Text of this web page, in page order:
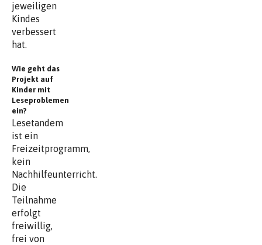
jeweiligen
Kindes
verbessert
hat.
Wie geht das
Projekt auf
Kinder mit
Leseproblemen
ein?
Lesetandem
ist ein
Freizeitprogramm,
kein
Nachhilfeunterricht.
Die
Teilnahme
erfolgt
freiwillig,
frei von